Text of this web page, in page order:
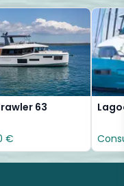
63
€